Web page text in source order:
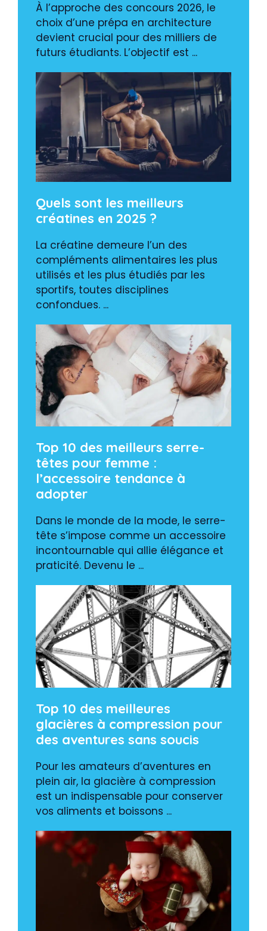
À l’approche des concours 2026, le
choix d’une prépa en architecture
devient crucial pour des milliers de
futurs étudiants. L’objectif est ...
Quels sont les meilleurs
créatines en 2025 ?
La créatine demeure l’un des
compléments alimentaires les plus
utilisés et les plus étudiés par les
sportifs, toutes disciplines
confondues. ...
Top 10 des meilleurs serre-
têtes pour femme :
l’accessoire tendance à
adopter
Dans le monde de la mode, le serre-
tête s’impose comme un accessoire
incontournable qui allie élégance et
praticité. Devenu le ...
Top 10 des meilleures
glacières à compression pour
des aventures sans soucis
Pour les amateurs d’aventures en
plein air, la glacière à compression
est un indispensable pour conserver
vos aliments et boissons ...